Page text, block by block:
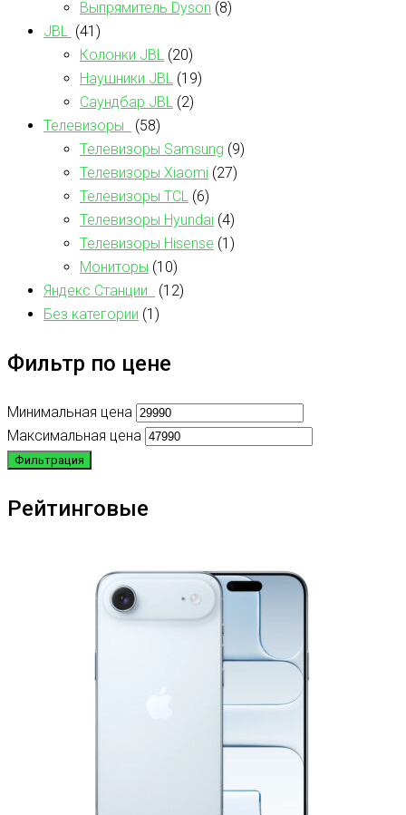
Выпрямитель Dyson (8)
JBL
(41)
Колонки JBL (20)
Наушники JBL (19)
Саундбар JBL (2)
Телевизоры
(58)
Телевизоры Samsung (9)
Телевизоры Xiaomi (27)
Телевизоры TCL (6)
Телевизоры Hyundai (4)
Телевизоры Hisense (1)
Мониторы (10)
Яндекс Станции
(12)
Без категории (1)
Фильтр по цене
Минимальная цена
Максимальная цена
Фильтрация
Рейтинговые